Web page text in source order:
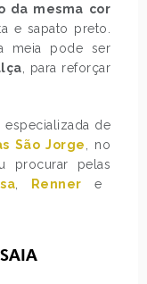
da mesma cor
e sapato preto.
meia pode ser
, para reforçar
de
São Jorge , no
procurar pelas
Renner e